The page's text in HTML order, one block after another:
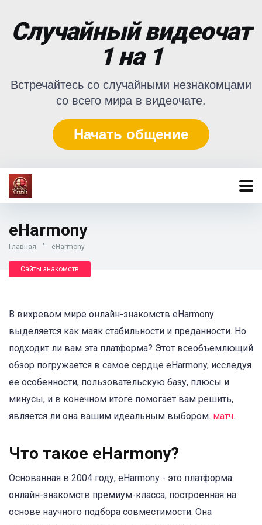
Случайный видеочат
1 на 1
Встречайтесь со случайными незнакомцами
со всего мира в видеочате.
Начать общение
eHarmony
Главная " eHarmony
Сайты знакомств
В вихревом мире онлайн-знакомств eHarmony
выделяется как маяк стабильности и преданности. Но
подходит ли вам эта платформа? Этот всеобъемлющий
обзор погружается в самое сердце eHarmony, исследуя
ее особенности, пользовательскую базу, плюсы и
минусы, и в конечном итоге помогает вам решить,
является ли она вашим идеальным выбором. матч.
Что такое eHarmony?
Основанная в 2004 году, eHarmony - это платформа
онлайн-знакомств премиум-класса, построенная на
основе научного подбора совместимости. Она